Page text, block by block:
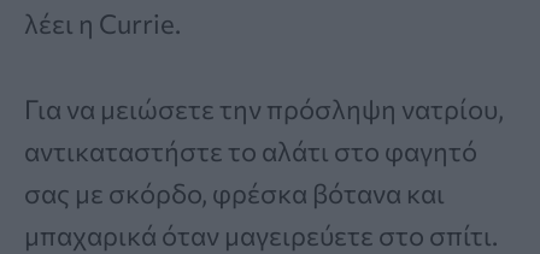
λέει η Currie.
Για να μειώσετε την πρόσληψη νατρίου,
αντικαταστήστε το αλάτι στο φαγητό
σας με σκόρδο, φρέσκα βότανα και
μπαχαρικά όταν μαγειρεύετε στο σπίτι.